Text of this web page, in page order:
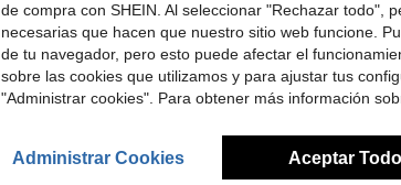
Ver Más Reseñas
de compra con SHEIN. Al seleccionar "Rechazar todo",
necesarias que hacen que nuestro sitio web funcione.
de tu navegador, pero esto puede afectar el
sobre las cookies que utilizamos y para ajustar tus
"Administrar cookies". Para obtener más información
Administrar Cookies Aceptar Todo